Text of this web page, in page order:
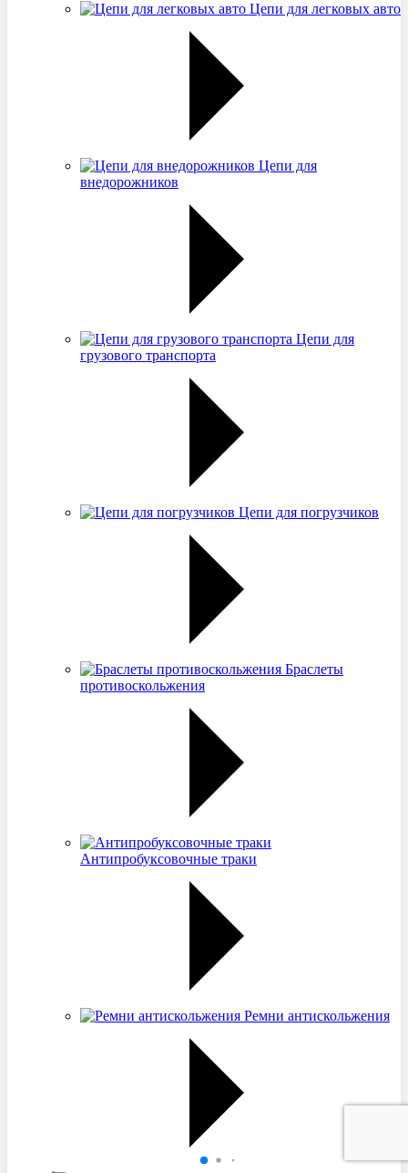
Цепи для легковых авто
Цепи для
внедорожников
Цепи для
грузового транспорта
Цепи для погрузчиков
Браслеты
противоскольжения
Антипробуксовочные траки
Ремни антискольжения